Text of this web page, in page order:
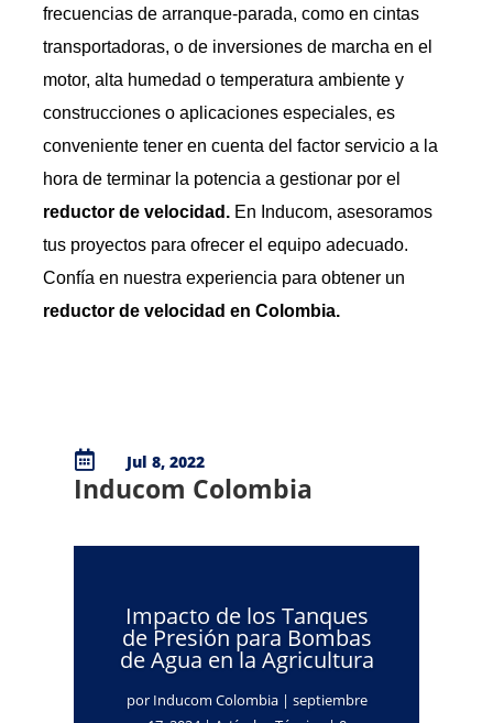
frecuencias de arranque-parada, como en cintas
transportadoras, o de inversiones de marcha en el
motor, alta humedad o temperatura ambiente y
construcciones o aplicaciones especiales, es
conveniente tener en cuenta del factor servicio a la
hora de terminar la potencia a gestionar por el
reductor de velocidad.En Inducom, asesoramos
tus proyectos para ofrecer el equipo adecuado.
Confía en nuestra experiencia para obtener un
reductor de velocidad en Colombia.
 Jul 8, 2022
Inducom Colombia
Impacto de los Tanques
de Presión para Bombas
de Agua en la Agricultura
por Inducom Colombia| septiembre